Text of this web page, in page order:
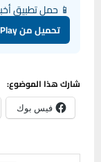
📱 حمل تطبيق
تحميل من Google Play
شارك هذا الموضوع:
فيس بوك